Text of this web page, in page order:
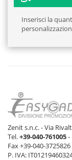
Inserisci la
Zenit s.n.c. - Via
Tel.+39-040-761005-
Fax +39-040-3725826
P. IVA: